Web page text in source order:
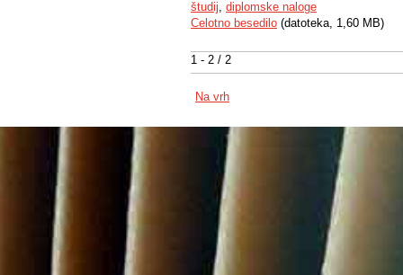
1 - 2 / 2
študij, diplomske naloge
Celotno besedilo (datoteka, 1,60 MB)
Na vrh